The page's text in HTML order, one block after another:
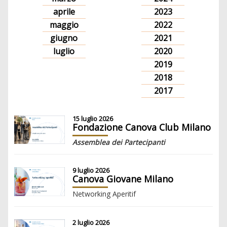
aprile
maggio
giugno
luglio
2023
2022
2021
2020
2019
2018
2017
15 luglio 2026
Fondazione Canova Club Milano
Assemblea dei Partecipanti
9 luglio 2026
Canova Giovane Milano
Networking Aperitif
2 luglio 2026